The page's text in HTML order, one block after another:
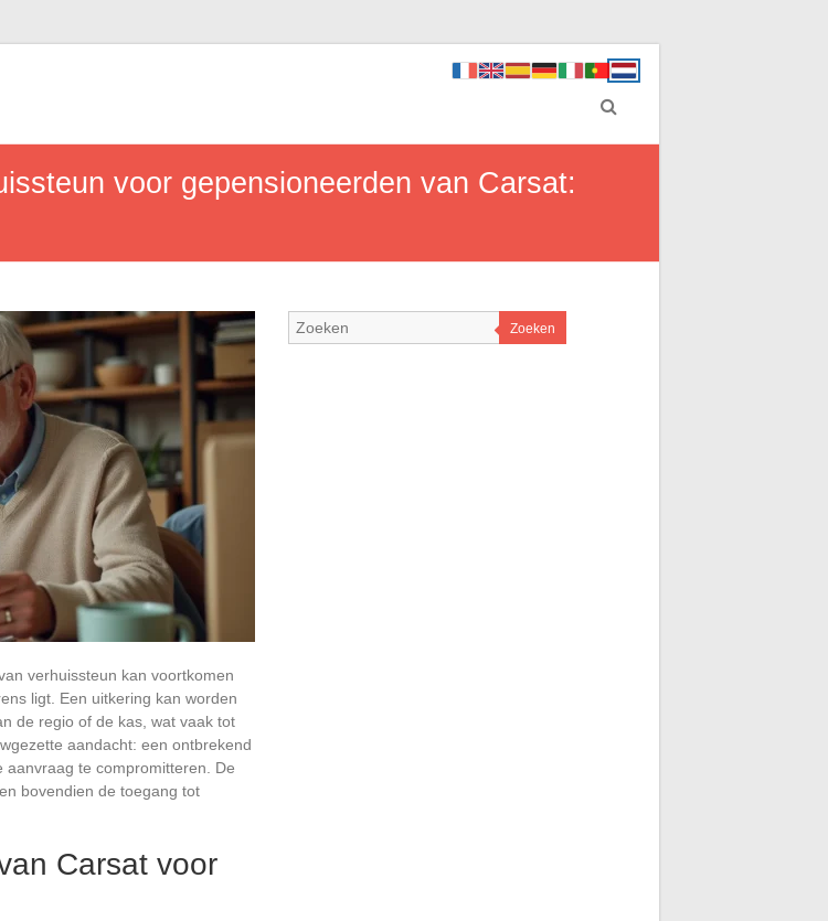
voor gepensioneerden van Carsat:
verhuissteun kan voortkomen
ligt. Een uitkering kan worden
de regio of de kas, wat vaak tot
aandacht: een ontbrekend
te compromitteren. De
bovendien de toegang tot
Carsat voor
Zoeken